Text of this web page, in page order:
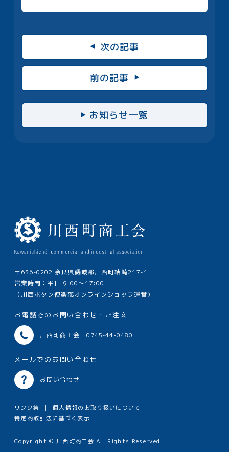
次の記事
お知らせ一覧
前の記事
〒636-0202 奈良県磯城郡川西町結崎217-1
営業時間：平日 9:00～17:00
（川西ボタン倶楽部オンラインショップ運営）
お電話でのお問い合わせ・ご注文
川西町商工会 0745-44-0480
メールでのお問い合わせ
お問い合わせ
リンク集
個人情報のお取り扱いについて
特定商取引法に基づく表示
Copyright © 川西町商工会 All Rights Reserved.